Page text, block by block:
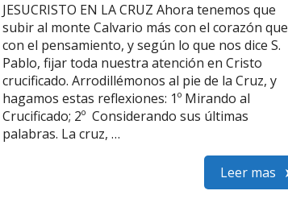
JESUCRISTO EN LA CRUZ Ahora tenemos que
subir al monte Calvario más con el corazón que
con el pensamiento, y según lo que nos dice S.
Pablo, fijar toda nuestra atención en Cristo
crucificado. Arrodillémonos al pie de la Cruz, y
hagamos estas reflexiones: 1º Mirando al
Crucificado; 2º Considerando sus últimas
palabras. La cruz, …
Leer mas